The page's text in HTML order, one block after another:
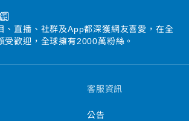
、直播、社群及App都深獲網友喜愛，在全
受歡迎，全球擁有2000萬粉絲。
客服資訊
公告